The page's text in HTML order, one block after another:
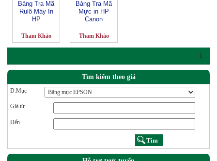
Bảng Tra Mã
Rulô Máy In
HP
Tham Khảo
Bảng Tra Mã
Mực in HP
Canon
Tham Khảo
1
Tìm kiếm theo giá
D.Mục
Giá từ
Đến